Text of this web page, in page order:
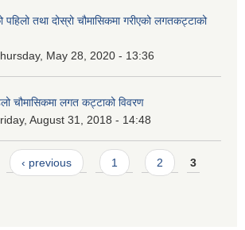
तथा दोस्रो चौमासिकमा गरीएको लगतकट्टाको
May 28, 2020 - 13:36
चौमासिकमा लगत कट्टाको विवरण
August 31, 2018 - 14:48
‹ previous 1 2 3